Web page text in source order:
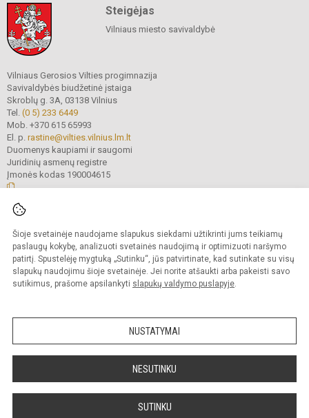
Šioje svetainėje naudojame slapukus siekdami užtikrinti jums teikiamų
paslaugų kokybę, analizuoti svetainės naudojimą ir optimizuoti naršymo
patirtį. Spustelėję mygtuką „Sutinku“, jūs patvirtinate, kad sutinkate su visų
slapukų naudojimu šioje svetainėje. Jei norite atšaukti arba pakeisti savo
sutikimus, prašome apsilankyti slapukų valdymo puslapyje.
NUSTATYMAI
NESUTINKU
SUTINKU
Steigėjas
Vilniaus miesto savivaldybė
Vilniaus Gerosios Vilties progimnazija
Savivaldybės biudžetinė įstaiga
Skroblų g. 3A, 03138 Vilnius
Tel. (0 5) 233 6449
Mob. +370 615 65993
El. p. rastine@vilties.vilnius.lm.lt
Duomenys kaupiami ir saugomi
Juridinių asmenų registre
Įmonės kodas 190004615
Kopijuoti turinį be raštiško progimnazijos administracijos sutikimo griežtai
draudžiama.
Prieinamumo paraiška Slapukų valdymas
Sumanus būdas atnaujinti